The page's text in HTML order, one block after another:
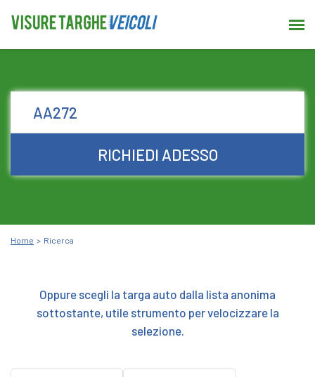
RICHIEDI ADESSO
Home Ricerca
Oppure scegli la targa auto dalla lista anonima
sottostante, utile strumento per velocizzare la
selezione.